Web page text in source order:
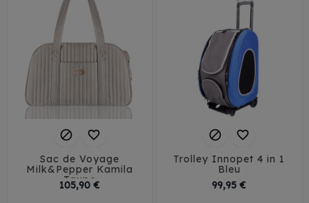
 
Sac de Voyage
Milk&Pepper Kamila
Taupe
105,90 €
 
Trolley Innopet 4 in 1
Bleu
99,95 €